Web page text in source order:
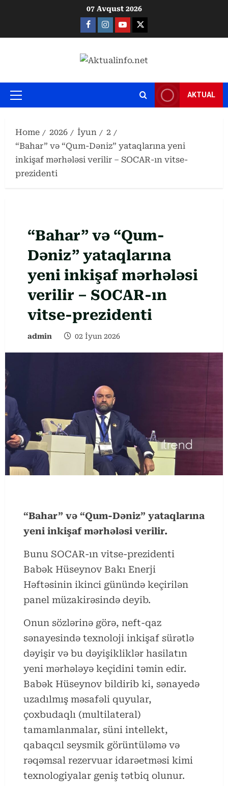
07 Avqust 2026
Facebook
Instagram
Youtube
X
Primary
AKTUAL
Home 2026 İyun
2
“Bahar” və “Qum-Dəniz” yataqlarına yeni
inkişaf mərhələsi verilir – SOCAR-ın vitse-
prezidenti
“Bahar” və “Qum-
Dəniz” yataqlarına
yeni inkişaf mərhələsi
verilir – SOCAR-ın
vitse-prezidenti
admin 02 İyun 2026
“Bahar” və “Qum-Dəniz” yataqlarına
yeni inkişaf mərhələsi verilir.
Bunu SOCAR-ın vitse-prezidenti
Babək Hüseynov Bakı Enerji
Həftəsinin ikinci günündə keçirilən
panel müzakirəsində deyib.
Onun sözlərinə görə, neft-qaz
sənayesində texnoloji inkişaf sürətlə
dəyişir və bu dəyişikliklər hasilatın
yeni mərhələyə keçidini təmin edir.
Babək Hüseynov bildirib ki, sənayedə
uzadılmış məsafəli quyular,
çoxbudaqlı (multilateral)
tamamlanmalar, süni intellekt,
qabaqcıl seysmik görüntüləmə və
rəqəmsal rezervuar idarəetməsi kimi
texnologiyalar geniş tətbiq olunur.